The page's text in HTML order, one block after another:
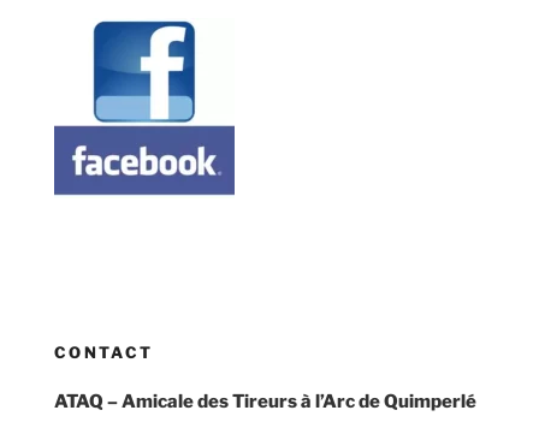
CONTACT
ATAQ – Amicale des Tireurs à l’Arc de Quimperlé